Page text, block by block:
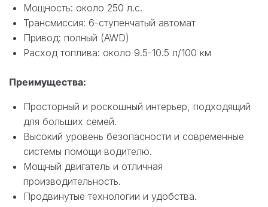
Мощность: около 250 л.с.
Трансмиссия: 6-ступенчатый автомат
Привод: полный (AWD)
Расход топлива: около 9.5-10.5 л/100 км
Преимущества:
Просторный и роскошный интерьер, подходящий
для больших семей.
Высокий уровень безопасности и современные
системы помощи водителю.
Мощный двигатель и отличная
производительность.
Продвинутые технологии и удобства.